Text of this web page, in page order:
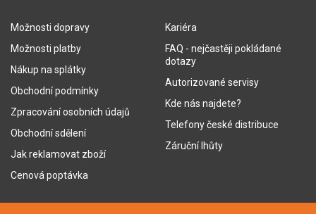
Možnosti dopravy
Možnosti platby
Nákup na splátky
Obchodní podmínky
Zpracování osobních údajů
Obchodní sdělení
Jak reklamovat zboží
Cenová poptávka
Kariéra
FAQ - nejčastěji pokládané
dotazy
Autorizované servisy
Kde nás najdete?
Telefony české distribuce
Záruční lhůty